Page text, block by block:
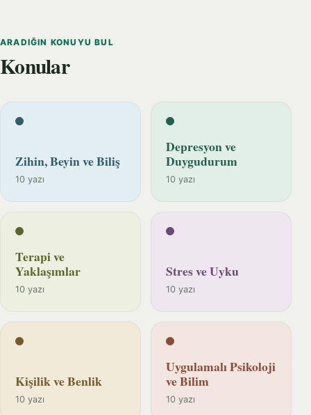
ARADIĞIN KONUYU BUL
Konular
Zihin, Beyin ve Biliş
10 yazı
Depresyon ve
Duygudurum
10 yazı
Terapi ve
Yaklaşımlar
10 yazı
Stres ve Uyku
10 yazı
Kişilik ve Benlik
10 yazı
Uygulamalı Psikoloji
ve Bilim
10 yazı